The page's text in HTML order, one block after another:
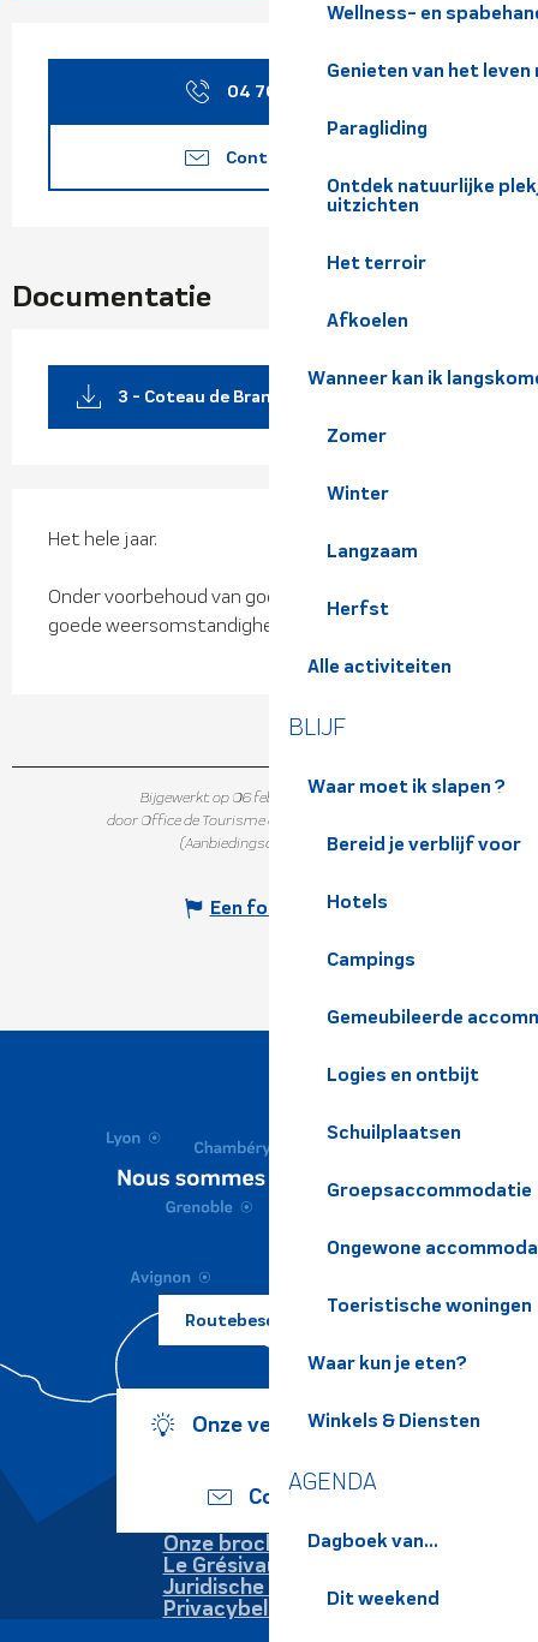
Wellness- en
Genieten van het
Paragliding
Ontdek natuurlijke
uitzichten
Het terroir
Afkoelen
Wanneer kan ik
Zomer
Winter
Langzaam
Herfst
Alle activiteiten
BLIJF
Waar moet ik slapen ?
Bereid je verblijf voor
Hotels
Campings
Gemeubileerde
Logies en ontbijt
Schuilplaatsen
Groepsaccommodatie
Ongewone
Toeristische woningen
Waar kun je eten?
Winkels & Diensten
AGENDA
Dagboek van...
Dit weekend
Openingstijden en
04 76 45 10
Contacteer ons
Documentatie
3 - Coteau de Brame farine
Het hele jaar.
Onder voorbehoud van goede sneeuwcondities en
goede weersomstandigheden.
Bijgewerkt op 06 februari 2024 in 18:09
door Office de Tourisme de Belledonne Chartreuse
(Aanbiedingscode :
640316)
Een fout melden
Routebeschrijving ?
Onze verplichtingen
Contact
Onze brochures
Le Grésivaudan
Juridische informatie
Privacybeleid